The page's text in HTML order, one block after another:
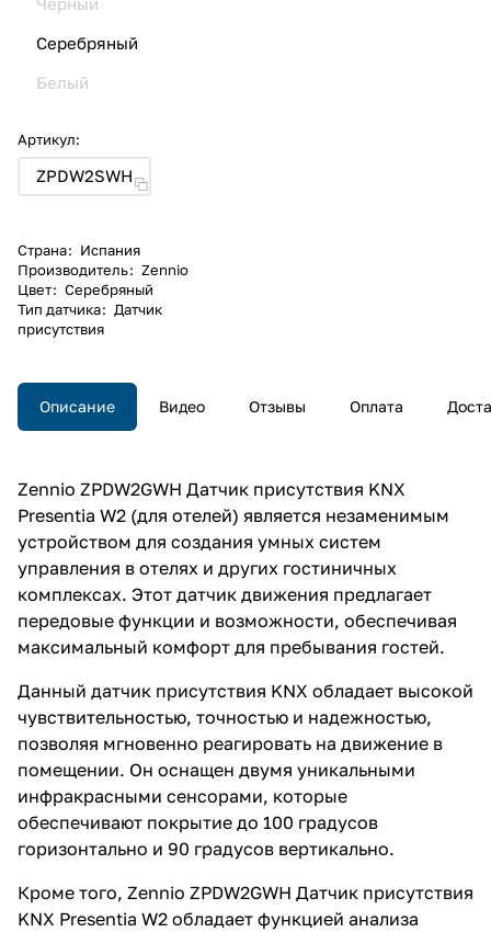
Серебряный
Белый
Артикул:
ZPDW2SWH
Страна: Испания
Производитель: Zennio
Цвет: Серебряный
Тип датчика: Датчик
присутствия
Описание Видео Отзывы Оплата
Zennio ZPDW2GWH Датчик присутствия KNX
Presentia W2 (для отелей) является незаменимым
устройством для создания умных систем
управления в отелях и других гостиничных
комплексах. Этот датчик движения предлагает
передовые функции и возможности, обеспечивая
максимальный комфорт для пребывания гостей.
Данный датчик присутствия KNX обладает высокой
чувствительностью, точностью и надежностью,
позволяя мгновенно реагировать на движение в
помещении. Он оснащен двумя уникальными
инфракрасными сенсорами, которые
обеспечивают покрытие до 100 градусов
горизонтально и 90 градусов вертикально.
Кроме того, Zennio ZPDW2GWH Датчик присутствия
KNX Presentia W2 обладает функцией анализа